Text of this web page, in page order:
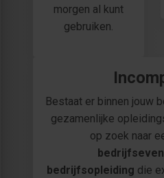
morgen al kunt
gebruiken.
Bestaat er binnen jouw
gezamenlijke
op zoek naar
bedrijfsopleiding die